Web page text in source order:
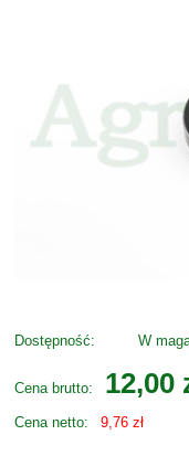
Dostępność: W
Cena brutto: 12,00
Cena netto: 9,76 zł